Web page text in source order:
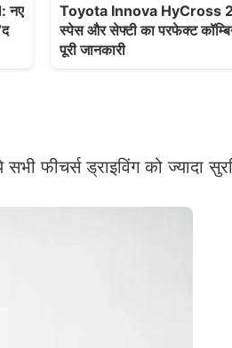
नए
Toyota Innova HyCross
स्पेस और सेफ्टी का परफेक्ट
पूरी जानकारी
फीचर्स ड्राइविंग को ज्यादा